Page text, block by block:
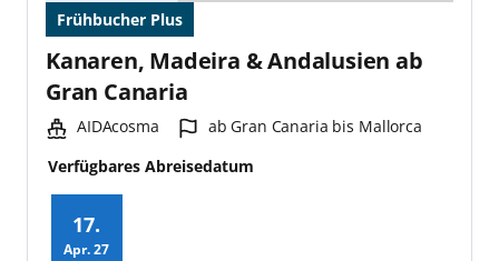
Frühbucher Plus
Kanaren, Madeira & Andalusien ab
Gran Canaria
Schiff:
AIDAcosma Hafen:
ab Gran Canaria bis Mallorca
Verfügbares Abreisedatum
17.
Apr. 27